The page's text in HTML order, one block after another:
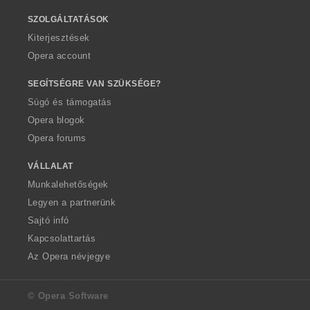
SZOLGÁLTATÁSOK
Kiterjesztések
Opera account
SEGÍTSÉGRE VAN SZÜKSÉGE?
Súgó és támogatás
Opera blogok
Opera forums
VÁLLALAT
Munkalehetőségek
Legyen a partnerünk
Sajtó infó
Kapcsolattartás
Az Opera névjegye
© Opera Software